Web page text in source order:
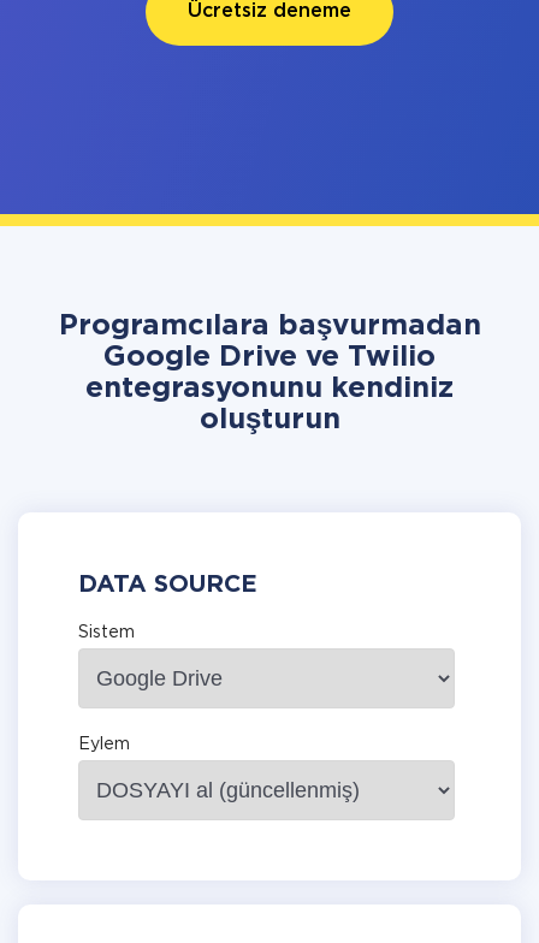
Ücretsiz deneme
Programcılara başvurmadan
Google Drive ve Twilio
entegrasyonunu kendiniz
oluşturun
DATA SOURCE
Sistem
Eylem